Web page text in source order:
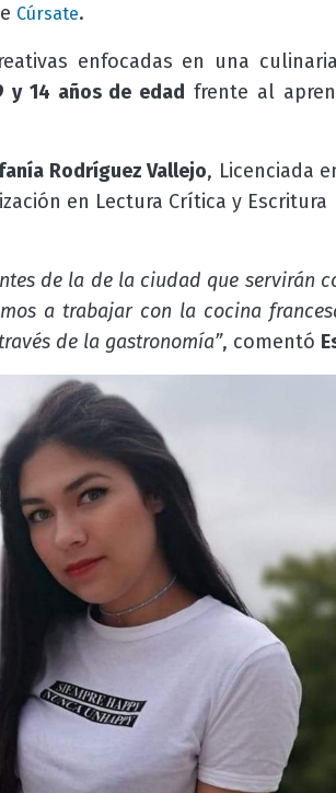
Cúrsate.
enfocadas en una
y 14 años de edad frente al
Rodríguez Vallejo, Licenciada
en Lectura Crítica y Escritura
de la de la ciudad que servirán
a trabajar con la cocina
de la gastronomía”, comentó